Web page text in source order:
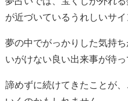
が近づいているうれしいサイ
夢の中でがっかりした気持
いがけない良い出来事が待っ
諦めずに続けてきたことが